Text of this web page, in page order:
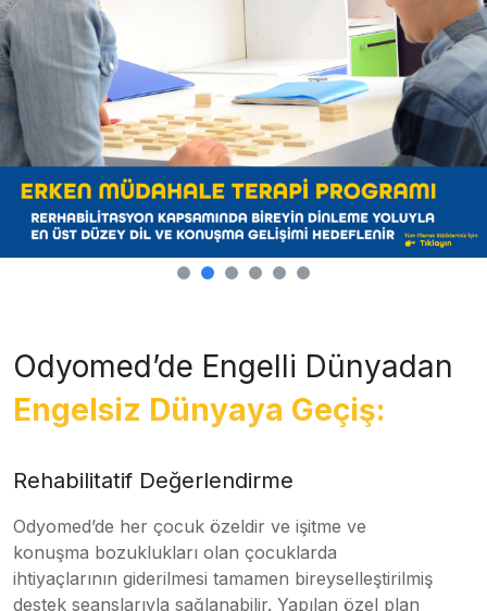
Odyomed’de Engelli Dünyadan
Engelsiz Dünyaya Geçiş:
Rehabilitatif Değerlendirme
Odyomed’de her çocuk özeldir ve işitme ve
konuşma bozuklukları olan çocuklarda
ihtiyaçlarının giderilmesi tamamen bireyselleştirilmiş
destek seanslarıyla sağlanabilir. Yapılan özel plan